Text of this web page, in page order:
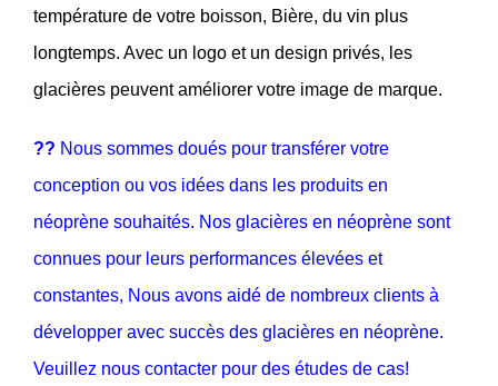
température de votre boisson, Bière, du vin plus
longtemps. Avec un logo et un design privés, les
glacières peuvent améliorer votre image de marque.
?? Nous sommes doués pour transférer votre
conception ou vos idées dans les produits en
néoprène souhaités. Nos glacières en néoprène sont
connues pour leurs performances élevées et
constantes, Nous avons aidé de nombreux clients à
développer avec succès des glacières en néoprène.
Veuillez nous contacter pour des études de cas!